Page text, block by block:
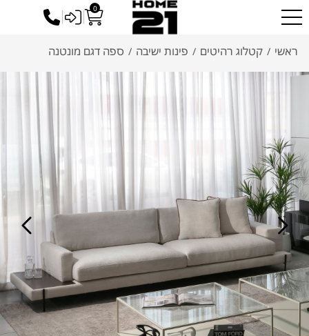
0
כניסה
ראשי / קטלוג רהיטים / פינות ישיבה / ספה דגם מונטנה